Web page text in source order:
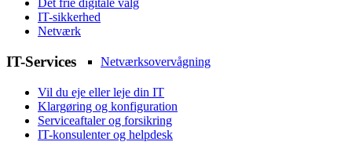
Netværksovervågning
Det frie digitale valg
IT-sikkerhed
Netværk
IT-Services
Vil du eje eller leje din IT
Klargøring og konfiguration
Serviceaftaler og forsikring
IT-konsulenter og helpdesk